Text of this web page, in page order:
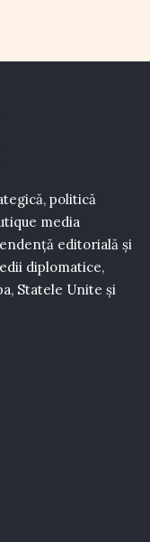
politică
media
editorială și
diplomatice,
Statele Unite și